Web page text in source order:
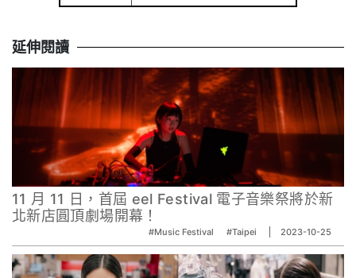
延伸閱讀
11 月 11 日，首屆 eel Festival 電子音樂祭將於新
北新店圓頂劇場開幕！
#Music Festival #Taipei 2023-10-25